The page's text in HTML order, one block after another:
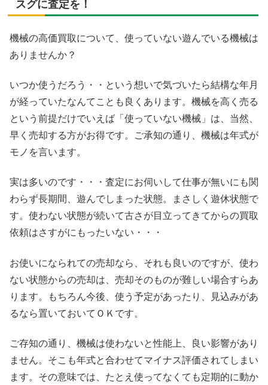
スグに査定を！
機械の高価買取について、使っていない遊んでいる機械は
ありませんか？
いつか使うだろう・・という想いで気づいたら結構な年月
が経っていたなんてことも良くあります。機械を高く売る
という前提だけでいえば「使っていない機械」は、当然、
早く売却する方がお得です。ご承知の通り、機械は年式が
モノを言います。
実は多いのです・・・査定にお伺いして仕事が無いにも関
わらず長期間、遊んでしまった状態。まさしく遊休状態で
す。使わない状態が続いて古さが目立ってきてからの買取
依頼はさすがにもったいない・・・
お使いになられての売却なら、それも良いのですが、使わ
ない状態からの売却は、売却そのものが難しい場合すらあ
ります。もちろん今後、使う予定があったり、見込みがあ
るなら置いておいてＯＫです。
ご存知の通り、機械は使わないと性能上、良い影響があり
ません。そこも年式と合わせてマイナス評価されてしまい
ます。その意味では、たとえ使ってなくても定期的に動か